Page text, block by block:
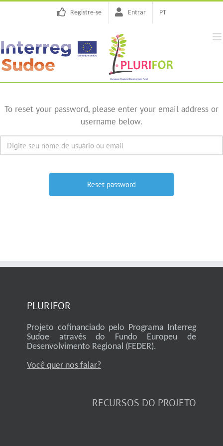
Skip
Registre-se Entrar PT
To reset your password, please enter your email address or
username below.
PLURIFOR
Projeto cofinanciado pelo Programa Interreg
Sudoe através do Fundo Europeu de
Desenvolvimento Regional (FEDER).
Você quer nos falar?
RECURSOS DO PROJETO